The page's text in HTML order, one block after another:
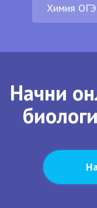
Химия ОГЭ
Начни